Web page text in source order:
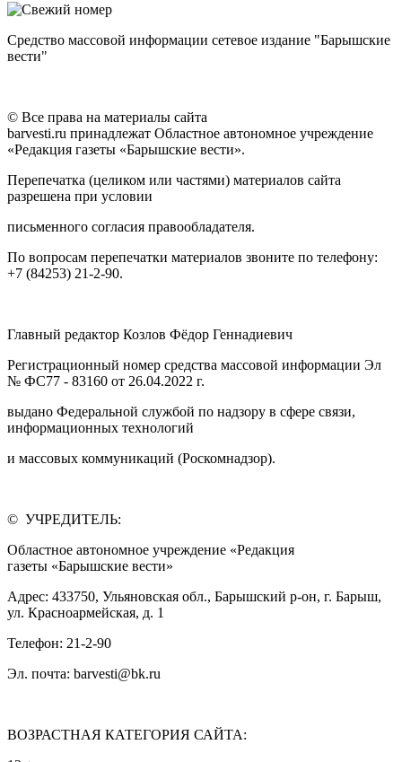
Средство массовой информации сетевое издание "Барышские
вести"
© Все права на материалы сайта
barvesti.ru принадлежат Областное автономное учреждение
«Редакция газеты «Барышские вести».
Перепечатка (целиком или частями) материалов сайта
разрешена при условии
письменного согласия правообладателя.
По вопросам перепечатки материалов звоните по телефону:
+7 (84253) 21-2-90.
Главный редактор Козлов Фёдор Геннадиевич
Регистрационный номер средства массовой информации Эл
№ ФС77 - 83160 от 26.04.2022 г.
выдано Федеральной службой по надзору в сфере связи,
информационных технологий
и массовых коммуникаций (Роскомнадзор).
© УЧРЕДИТЕЛЬ:
Областное автономное учреждение «Редакция
газеты «Барышские вести»
Адрес: 433750, Ульяновская обл., Барышский р-он, г. Барыш,
ул. Красноармейская, д. 1
Телефон: 21-2-90
Эл. почта: barvesti@bk.ru
ВОЗРАСТНАЯ КАТЕГОРИЯ САЙТА: